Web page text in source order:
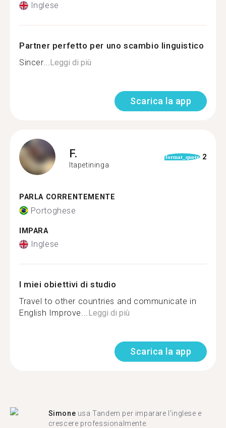
Inglese
Partner perfetto per uno scambio linguistico
Sincer...Leggi di più
Scarica la app
F.
Itapetininga
format_quote 2
PARLA CORRENTEMENTE
Portoghese
IMPARA
Inglese
I miei obiettivi di studio
Travel to other countries and communicate in
English Improve...Leggi di più
Scarica la app
Simone usa Tandem per imparare l'inglese e
crescere professionalmente.